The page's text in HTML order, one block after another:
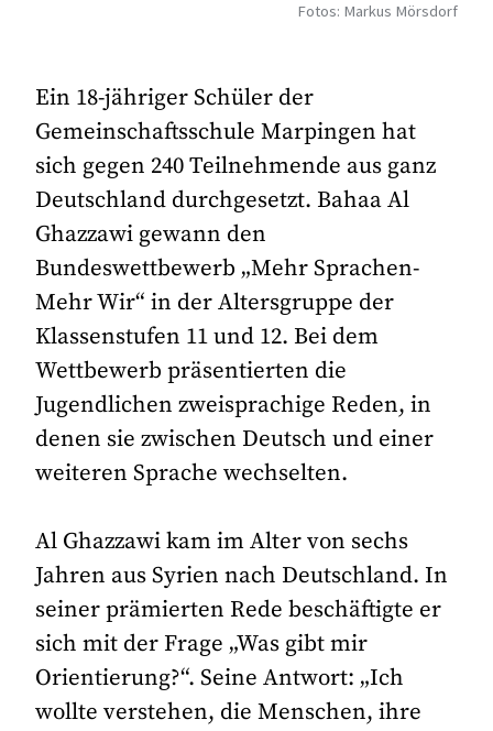
Fotos: Markus Mörsdorf
Ein 18-jähriger Schüler der
Gemeinschaftsschule Marpingen hat
sich gegen 240 Teilnehmende aus ganz
Deutschland durchgesetzt. Bahaa Al
Ghazzawi gewann den
Bundeswettbewerb „Mehr Sprachen-
Mehr Wir“ in der Altersgruppe der
Klassenstufen 11 und 12. Bei dem
Wettbewerb präsentierten die
Jugendlichen zweisprachige Reden, in
denen sie zwischen Deutsch und einer
weiteren Sprache wechselten.
Al Ghazzawi kam im Alter von sechs
Jahren aus Syrien nach Deutschland. In
seiner prämierten Rede beschäftigte er
sich mit der Frage „Was gibt mir
Orientierung?“. Seine Antwort: „Ich
wollte verstehen, die Menschen, ihre